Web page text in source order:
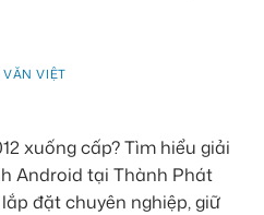
VIỆT
xuống cấp? Tìm hiểu giải
Android tại Thành Phát
đặt chuyên nghiệp, giữ